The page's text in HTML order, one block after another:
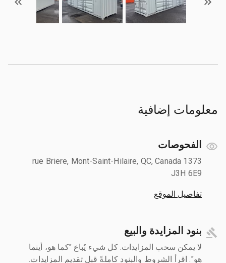
معلومات إضافية
الفحوصات
1373 rue Briere, Mont-Saint-Hilaire, QC, Canada
J3H 6E9
تفاصيل الموقع
بنود المزايدة والبيع
لا يمكن سحب المزايدات. كل شيء يُباع "كما هو، أينما
هو". اقرأ الشروط والبنود كاملةً قبل تقديم المزايدات.